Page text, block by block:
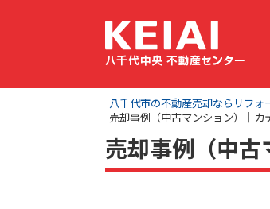
八千代市の不動産売却ならリフ
売却事例（中古マンション）｜カ
売却事例（中